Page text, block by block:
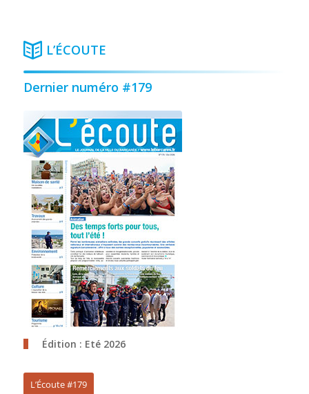
L’ÉCOUTE
Dernier numéro #179
Édition : Eté 2026
L’Écoute #179